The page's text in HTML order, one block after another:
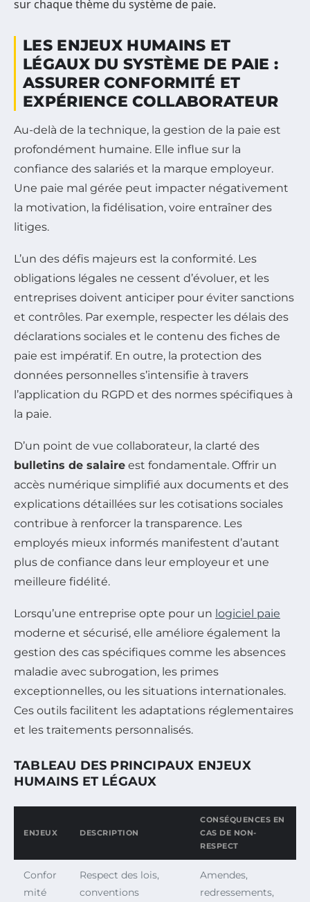
sur chaque thème du système de paie.
LES ENJEUX HUMAINS ET
LÉGAUX DU SYSTÈME DE PAIE :
ASSURER CONFORMITÉ ET
EXPÉRIENCE COLLABORATEUR
Au-delà de la technique, la gestion de la paie est
profondément humaine. Elle influe sur la
confiance des salariés et la marque employeur.
Une paie mal gérée peut impacter négativement
la motivation, la fidélisation, voire entraîner des
litiges.
L’un des défis majeurs est la conformité. Les
obligations légales ne cessent d’évoluer, et les
entreprises doivent anticiper pour éviter sanctions
et contrôles. Par exemple, respecter les délais des
déclarations sociales et le contenu des fiches de
paie est impératif. En outre, la protection des
données personnelles s’intensifie à travers
l’application du RGPD et des normes spécifiques à
la paie.
D’un point de vue collaborateur, la clarté des
bulletins de salaire est fondamentale. Offrir un
accès numérique simplifié aux documents et des
explications détaillées sur les cotisations sociales
contribue à renforcer la transparence. Les
employés mieux informés manifestent d’autant
plus de confiance dans leur employeur et une
meilleure fidélité.
Lorsqu’une entreprise opte pour un logiciel paie
moderne et sécurisé, elle améliore également la
gestion des cas spécifiques comme les absences
maladie avec subrogation, les primes
exceptionnelles, ou les situations internationales.
Ces outils facilitent les adaptations réglementaires
et les traitements personnalisés.
TABLEAU DES PRINCIPAUX ENJEUX
HUMAINS ET LÉGAUX
ENJEUX DESCRIPTION
CONSÉQUENCES EN
CAS DE NON-
RESPECT
Confor
mité
Respect des lois,
conventions
Amendes,
redressements,